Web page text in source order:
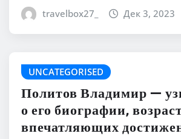
travelbox27_ Дек 3, 2023
UNCATEGORISED
Политов Владимир —
о его биографии,
впечатляющих